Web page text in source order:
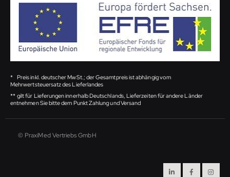
* Preis inkl. deutscher MwSt.; der Gesamtpreis ist abhängig vom
Mehrwertsteuersatz des Lieferlandes
** gilt für Lieferungen innerhalb Deutschlands, Lieferzeiten für andere Länder
entnehmen Sie bitte dem Punkt Zahlung und Versand
© PraxiMed Vertriebs GmbH